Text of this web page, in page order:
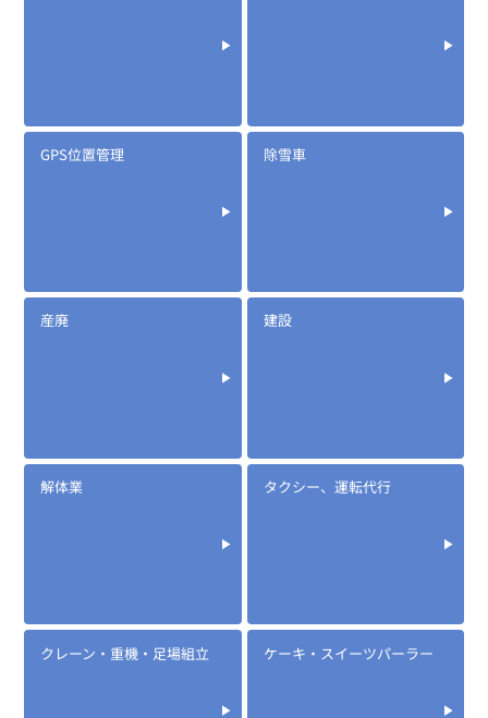
GPS位置管理 除雪車
産廃 建設
解体業 タクシー、運転代行
クレーン・重機・足場組立 ケーキ・スイーツパーラー